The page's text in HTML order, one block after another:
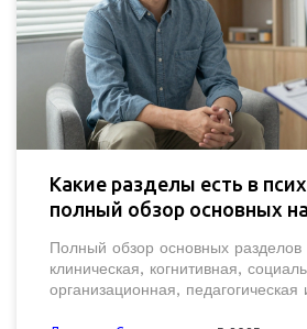
Какие разделы есть в
полный обзор основных
Полный обзор основных разделов
клиническая, когнитивная,
организационная, педагогическая